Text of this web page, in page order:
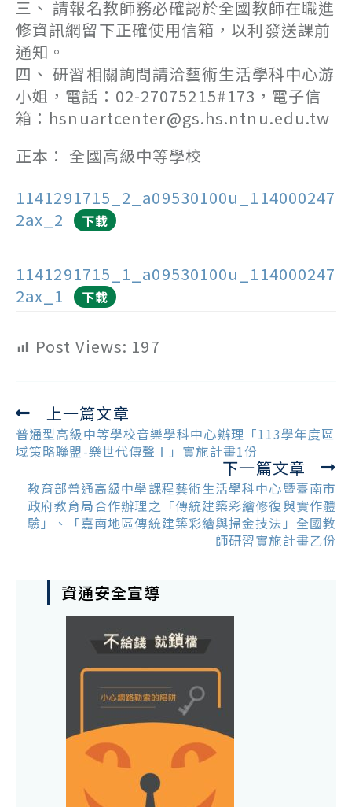
三、 請報名教師務必確認於全國教師在職進
修資訊網留下正確使用信箱，以利發送課前
通知。
四、 研習相關詢問請洽藝術生活學科中心游
小姐，電話：02-27075215#173，電子信
箱：hsnuartcenter@gs.hs.ntnu.edu.tw
正本： 全國高級中等學校
1141291715_2_a09530100u_114000247
2ax_2
下載
1141291715_1_a09530100u_114000247
2ax_1
下載
Post Views: 197
Read
more
articles
上一篇文章
普通型高級中等學校音樂學科中心辦理「113學年度區
域策略聯盟-樂世代傳聲Ⅰ」實施計畫1份
下一篇文章
教育部普通高級中學課程藝術生活學科中心暨臺南市
政府教育局合作辦理之「傳統建築彩繪修復與實作體
驗」、「嘉南地區傳統建築彩繪與掃金技法」全國教
師研習實施計畫乙份
資通安全宣導